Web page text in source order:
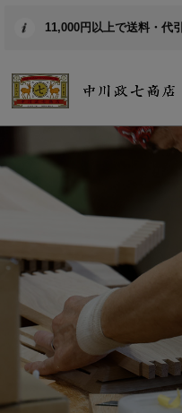
11,000円以上で送料・代